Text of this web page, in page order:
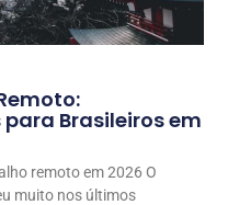
Brasileiros em
remoto em 2026 O
muito nos últimos